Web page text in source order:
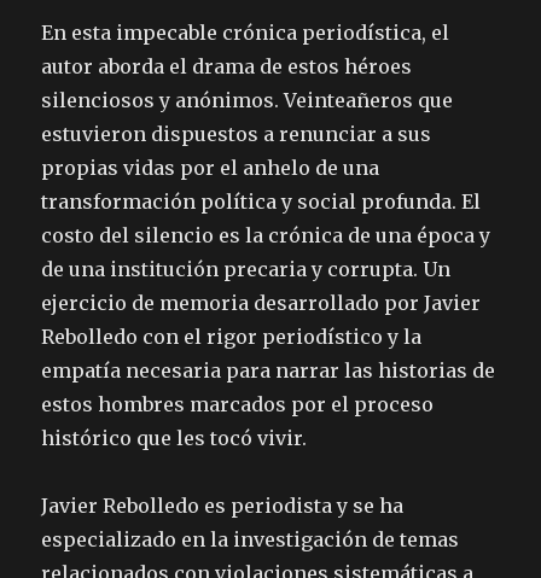
En esta impecable crónica periodística, el
autor aborda el drama de estos héroes
silenciosos y anónimos. Veinteañeros que
estuvieron dispuestos a renunciar a sus
propias vidas por el anhelo de una
transformación política y social profunda. El
costo del silencio es la crónica de una época y
de una institución precaria y corrupta. Un
ejercicio de memoria desarrollado por Javier
Rebolledo con el rigor periodístico y la
empatía necesaria para narrar las historias de
estos hombres marcados por el proceso
histórico que les tocó vivir.
Javier Rebolledo es periodista y se ha
especializado en la investigación de temas